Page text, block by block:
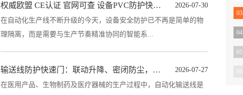
03
04
05
权威欧盟 CE认证 官网可查 设备PVC防护快速门
2026-07-30
在自动化生产线不断升级的今天，设备安全防护已不再是简单的物
理隔离，而是需要与生产节奏精准协同的智能系...
输送线防护快速门：联动升降、密闭防尘，守住窗口每一道关口
2026-07-27
在医用产品、生物制药及医疗器械的生产过程中，自动化输送线是